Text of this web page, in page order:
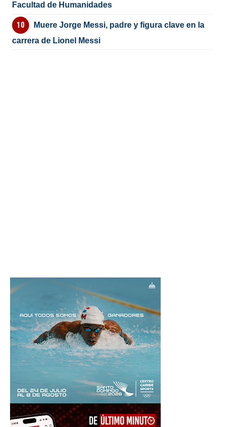
Facultad de Humanidades
Muere Jorge Messi, padre y figura clave en la
carrera de Lionel Messi